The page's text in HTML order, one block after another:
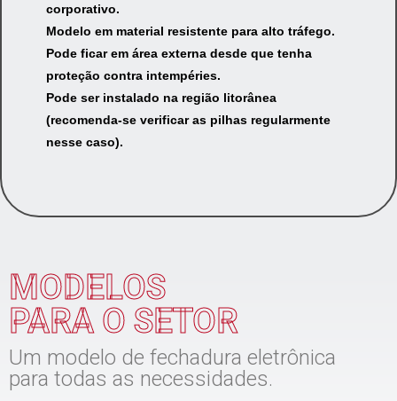
corporativo.
Modelo em material resistente para alto tráfego.
Pode ficar em área externa desde que tenha
proteção contra intempéries.
Pode ser instalado na região litorânea
(recomenda-se verificar as pilhas regularmente
nesse caso).
MODELOS
PARA O SETOR
Um modelo de fechadura eletrônica
para todas as necessidades.